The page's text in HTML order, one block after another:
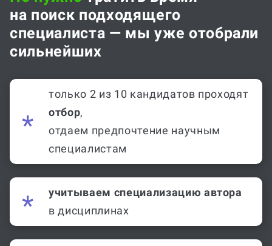
на поиск подходящего
специалиста — мы уже отобрали
сильнейших
только 2 из 10 кандидатов проходят
отбор,
отдаем предпочтение научным
специалистам
учитываем специализацию автора
в дисциплинах